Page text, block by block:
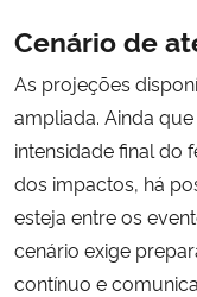
Cenário de
As projeções
ampliada. Ainda
intensidade final do
dos impactos, há
esteja entre os
cenário exige
contínuo e